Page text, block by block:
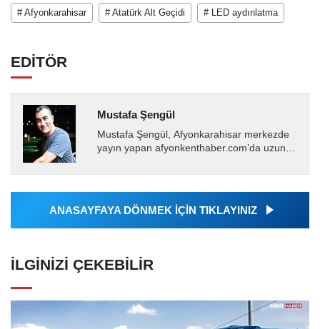
# Afyonkarahisar # Atatürk Alt Geçidi # LED aydınlatma
EDİTÖR
Mustafa Şengül
Mustafa Şengül, Afyonkarahisar merkezde
yayın yapan afyonkenthaber.com’da uzun
almakta, haber akışı...
ANASAYFAYA DÖNMEK İÇİN TIKLAYINIZ
İLGINIZI ÇEKEBILIR